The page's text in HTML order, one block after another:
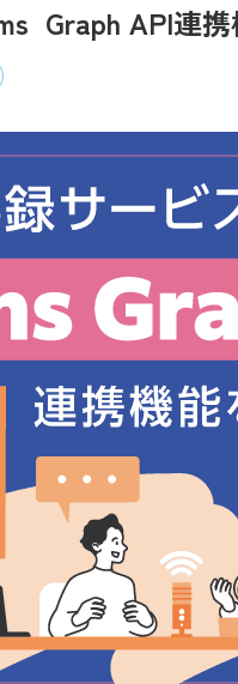
Graph API連